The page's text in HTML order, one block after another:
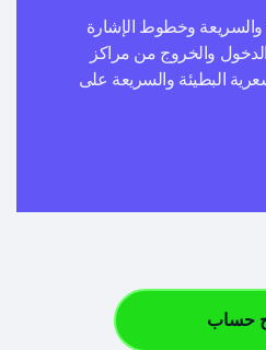
والسريعة وخطوط الإشارة
والخروج من مراكز
البطيئة والسريعة على
حساب